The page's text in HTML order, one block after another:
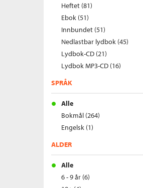
Heftet (81)
Ebok (51)
Innbundet (51)
Nedlastbar lydbok (45)
Lydbok-CD (21)
Lydbok MP3-CD (16)
SPRÅK
Alle
Bokmål (264)
Engelsk (1)
ALDER
Alle
6 - 9 år (6)